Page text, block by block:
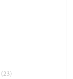
(23)